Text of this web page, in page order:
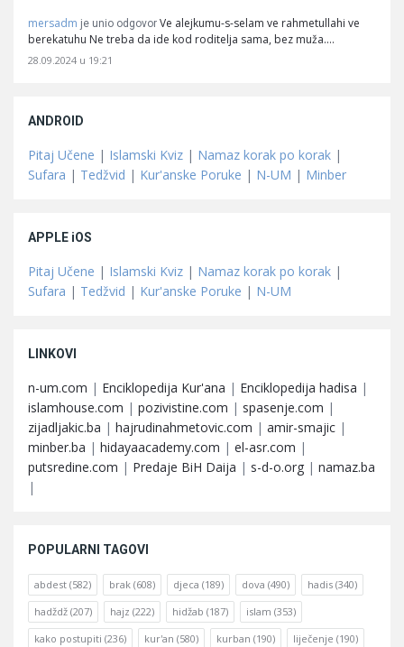
mersadm je unio odgovor Ve alejkumu-s-selam ve rahmetullahi ve
berekatuhu Ne treba da ide kod roditelja sama, bez muža.…
28.09.2024 u 19:21
ANDROID
Pitaj Učene | Islamski Kviz | Namaz korak po korak |
Sufara | Tedžvid | Kur'anske Poruke | N-UM | Minber
APPLE iOS
Pitaj Učene | Islamski Kviz | Namaz korak po korak |
Sufara | Tedžvid | Kur'anske Poruke | N-UM
LINKOVI
n-um.com | Enciklopedija Kur'ana | Enciklopedija hadisa |
islamhouse.com | pozivistine.com | spasenje.com |
zijadljakic.ba | hajrudinahmetovic.com | amir-smajic |
minber.ba | hidayaacademy.com | el-asr.com |
putsredine.com | Predaje BiH Daija | s-d-o.org | namaz.ba
|
POPULARNI TAGOVI
abdest (582) brak (608) djeca (189) dova (490) hadis (340)
hadždž (207) hajz (222) hidžab (187) islam (353)
kako postupiti (236) kur'an (580) kurban (190) liječenje (190)